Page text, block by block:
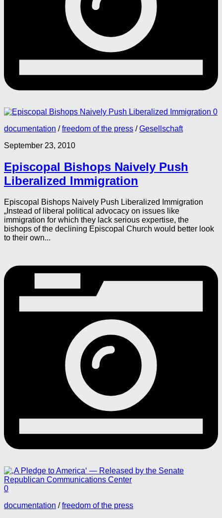
0
documentation /freedom of the press /Gesellschaft
September 23, 2010
Episcopal Bishops Naively Push
Liberalized Immigration
Episcopal Bishops Naively Push Liberalized Immigration
„Instead of liberal political advocacy on issues like
immigration for which they lack serious expertise, the
bishops of the declining Episcopal Church would better look
to their own...
0
documentation /freedom of the press